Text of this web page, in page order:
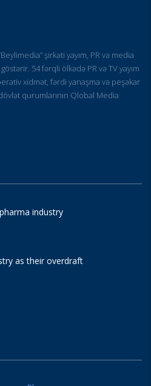
şirkəti yayım, PR və media
54 fərqli ölkədə PR və TV yayım
xidmət, fərdi yanaşma və peşəkar
qurumlarının Qlobal Media
industry
as their overdraft